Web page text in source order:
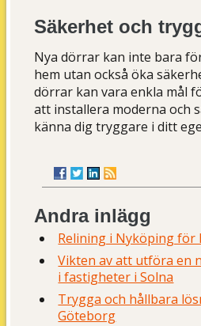
Säkerhet och
Nya dörrar kan inte bara
hem utan också öka
dörrar kan vara enkla mål
att installera moderna och
känna dig tryggare i ditt
Andra inlägg
Relining i Nyköping för
Vikten av att utföra en
i fastigheter i Solna
Trygga och hållbara
Göteborg